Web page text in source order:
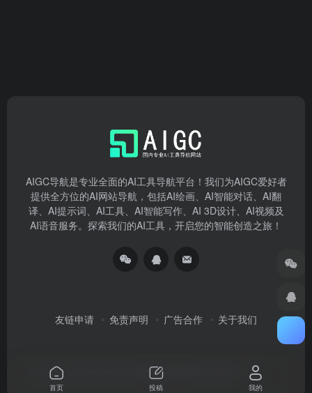
AIGC导航是专业全面的AI工具导航平台！我们为AIGC爱好者
提供全方位的AI网站导航，包括AI绘画、AI智能对话、AI翻
译、AI提示词、AI工具、AI智能写作、AI 3D设计、AI视频及
AI语音服务。探索我们的AI工具，开启您的智能创造之旅！
友链申请 免责声明 广告合作 关于我们
Copyright © 2026 AIGC工具导航湘ICP备2023015213号-3
首页 投稿 我的